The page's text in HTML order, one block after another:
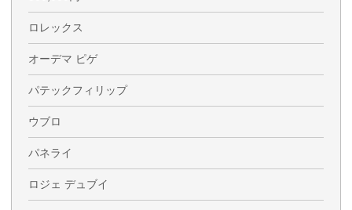
ロレックス
オーデマ ピゲ
パテックフィリップ
ウブロ
パネライ
ロジェ デュブイ